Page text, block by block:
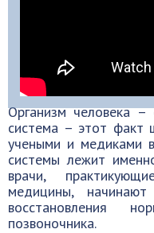
Организм человека –
система – этот факт
учеными и медиками
системы лежит
врачи,
медицины,
восстановления
позвоночника.